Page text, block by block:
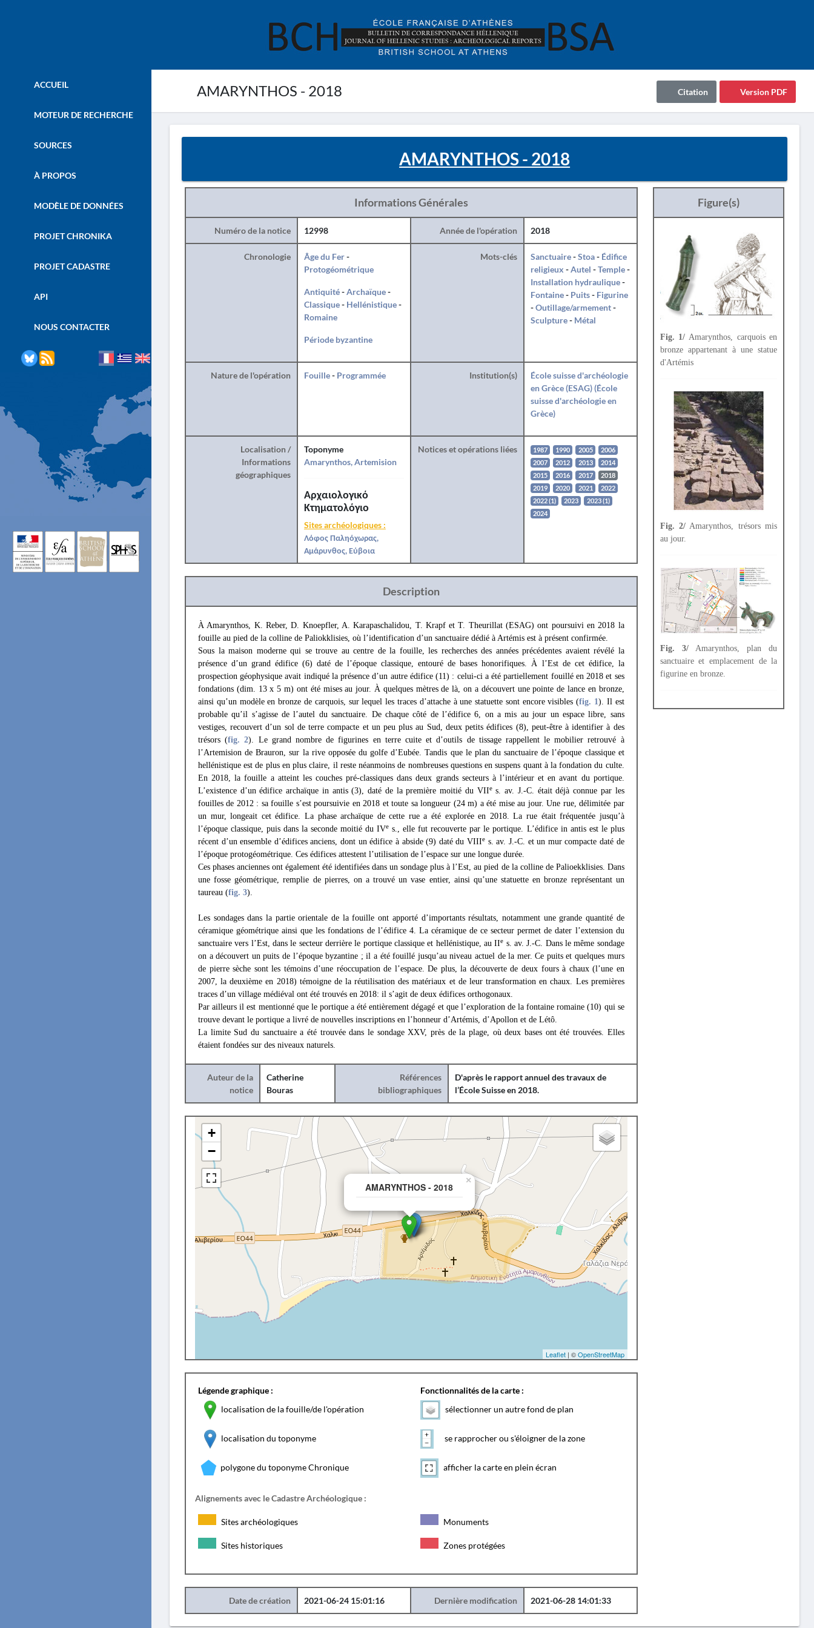
AMARYNTHOS - 2018 Version PDF
Citation
ACCUEIL
MOTEUR DE RECHERCHE
SOURCES
À PROPOS
MODÈLE DE DONNÉES
PROJET CHRONIKA
PROJET CADASTRE
API
NOUS CONTACTER
AMARYNTHOS - 2018
Informations Générales
Numéro de la notice 12998 Année de l'opération 2018
Chronologie Âge du Fer-
Protogéométrique
Antiquité-Archaïque-
Classique- Hellénistique-
Romaine
Période byzantine
Mots-clés Sanctuaire-Stoa- Édifice
religieux -Autel -Temple-
Installation hydraulique-
Fontaine- Puits- Figurine
-Outillage/armement-
Sculpture- Métal
Nature de l'opération Fouille- Programmée Institution(s)
École suisse d'archéologie
en Grèce (ESAG) (École
suisse d'archéologie en
Grèce)
Localisation /
Informations
géographiques
Toponyme
Amarynthos, Artemision
Αρχαιολογικό
Κτηματολόγιο
Sites archéologiques :
Λόφος Παληόχωρας,
Αμάρυνθος, Εύβοια
Notices et opérations liées 1987 1990 2005
2006
2007
2012 2013
2014
2015
2016 2017
2018
2019
2020 2021
2022
2022 (1)
2023
2023 (1)
2024
Description
À Amarynthos, K. Reber, D. Knoepfler, A. Karapaschalidou, T. Krapf et T. Theurillat (ESAG) ont poursuivi en 2018 la
fouille au pied de la colline de Paliokklisies, où l’identification d’un sanctuaire dédié à Artémis est à présent confirmée.
Sous la maison moderne qui se trouve au centre de la fouille, les recherches des années précédentes avaient révélé la
présence d’un grand édifice (6) daté de l’époque classique, entouré de bases honorifiques. À l’Est de cet édifice, la
prospection géophysique avait indiqué la présence d’un autre édifice (11) : celui-ci a été partiellement fouillé en 2018 et ses
fondations (dim. 13 x 5 m) ont été mises au jour. À quelques mètres de là, on a découvert une pointe de lance en bronze,
ainsi qu’un modèle en bronze de carquois, sur lequel les traces d’attache à une statuette sont encore visibles (fig. 1). Il est
probable qu’il s’agisse de l’autel du sanctuaire. De chaque côté de l’édifice 6, on a mis au jour un espace libre, sans
vestiges, recouvert d’un sol de terre compacte et un peu plus au Sud, deux petits édifices (8), peut-être à identifier à des
trésors (fig. 2). Le grand nombre de figurines en terre cuite et d’outils de tissage rappellent le mobilier retrouvé à
l’Artemision de Brauron, sur la rive opposée du golfe d’Eubée. Tandis que le plan du sanctuaire de l’époque classique et
hellénistique est de plus en plus claire, il reste néanmoins de nombreuses questions en suspens quant à la fondation du culte.
En 2018, la fouille a atteint les couches pré-classiques dans deux grands secteurs à l’intérieur et en avant du portique.
L’existence d’un édifice archaïque in antis (3), daté de la première moitié du VIIes. av. J.-C. était déjà connue par les
fouilles de 2012 : sa fouille s’est poursuivie en 2018 et toute sa longueur (24 m) a été mise au jour. Une rue, délimitée par
un mur, longeait cet édifice. La phase archaïque de cette rue a été explorée en 2018. La rue était fréquentée jusqu’à
l’époque classique, puis dans la seconde moitié du IVe s., elle fut recouverte par le portique. L’édifice in antis est le plus
récent d’un ensemble d’édifices anciens, dont un édifice à abside (9) daté du VIIIe s. av. J.-C. et un mur compacte daté de
l’époque protogéométrique. Ces édifices attestent l’utilisation de l’espace sur une longue durée.
Ces phases anciennes ont également été identifiées dans un sondage plus à l’Est, au pied de la colline de Palioekklisies. Dans
une fosse géométrique, remplie de pierres, on a trouvé un vase entier, ainsi qu’une statuette en bronze représentant un
taureau (fig. 3).
Les sondages dans la partie orientale de la fouille ont apporté d’importants résultats, notamment une grande quantité de
céramique géométrique ainsi que les fondations de l’édifice 4. La céramique de ce secteur permet de dater l’extension du
sanctuaire vers l’Est, dans le secteur derrière le portique classique et hellénistique, au IIe s. av. J.-C. Dans le même sondage
on a découvert un puits de l’époque byzantine ; il a été fouillé jusqu’au niveau actuel de la mer. Ce puits et quelques murs
de pierre sèche sont les témoins d’une réoccupation de l’espace. De plus, la découverte de deux fours à chaux (l’une en
2007, la deuxième en 2018) témoigne de la réutilisation des matériaux et de leur transformation en chaux. Les premières
traces d’un village médiéval ont été trouvés en 2018: il s’agit de deux édifices orthogonaux.
Par ailleurs il est mentionné que le portique a été entièrement dégagé et que l’exploration de la fontaine romaine (10) qui se
trouve devant le portique a livré de nouvelles inscriptions en l’honneur d’Artémis, d’Apollon et de Létô.
La limite Sud du sanctuaire a été trouvée dans le sondage XXV, près de la plage, où deux bases ont été trouvées. Elles
étaient fondées sur des niveaux naturels.
Auteur de la
notice
Catherine
Bouras
Références
bibliographiques
D'après le rapport annuel des travaux de
l’École Suisse en 2018.
AMARYNTHOS - 2018
×
+
−
Leaflet| ©OpenStreetMap
Légende graphique :
localisation de la fouille/de l'opération
localisation du toponyme
polygone du toponyme Chronique
Fonctionnalités de la carte :
sélectionner un autre fond de plan
se rapprocher ou s'éloigner de la zone
afficher la carte en plein écran
Alignements avec le Cadastre Archéologique :
Sites archéologiques Monuments
Sites historiques Zones protégées
Date de création 2021-06-24 15:01:16 Dernière modification 2021-06-28 14:01:33
Figure(s)
Fig. 1/ Amarynthos, carquois en
bronze appartenant à une statue
d'Artémis
Fig. 2/ Amarynthos, trésors mis
au jour.
Fig. 3/Amarynthos, plan du
sanctuaire et emplacement de la
figurine en bronze.